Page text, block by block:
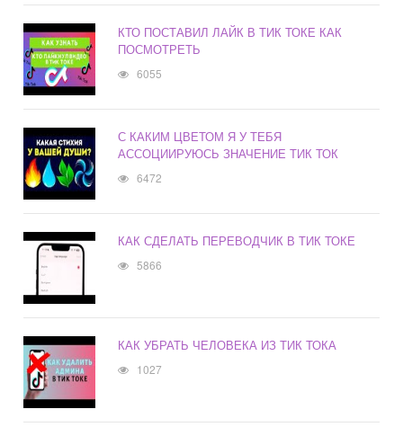
КТО ПОСТАВИЛ ЛАЙК В ТИК ТОКЕ КАК
ПОСМОТРЕТЬ
6055
С КАКИМ ЦВЕТОМ Я У ТЕБЯ
АССОЦИИРУЮСЬ ЗНАЧЕНИЕ ТИК ТОК
6472
КАК СДЕЛАТЬ ПЕРЕВОДЧИК В ТИК ТОКЕ
5866
КАК УБРАТЬ ЧЕЛОВЕКА ИЗ ТИК ТОКА
1027